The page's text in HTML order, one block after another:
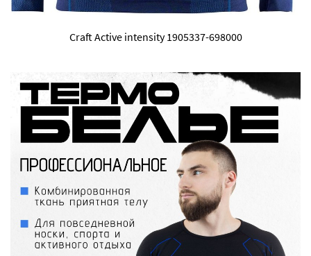
Craft Active intensity 1905337-698000